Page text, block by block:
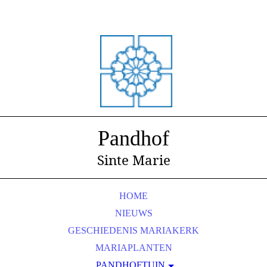
Pandhof
Sinte Marie
HOME
NIEUWS
GESCHIEDENIS MARIAKERK
MARIAPLANTEN
PANDHOFTUIN